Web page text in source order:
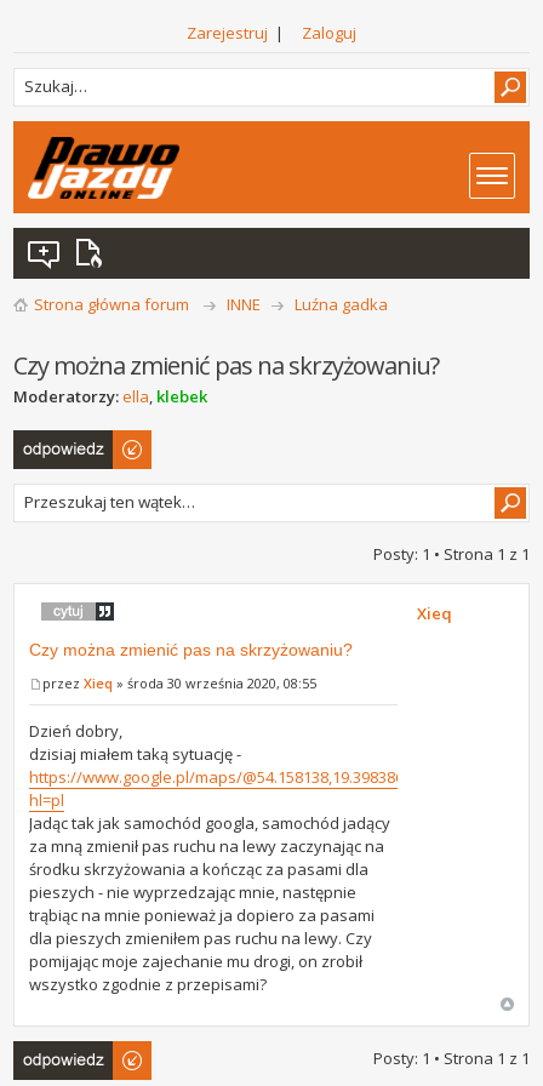
Zarejestruj | Zaloguj
Strona główna forum INNE Luźna gadka
Czy można zmienić pas na skrzyżowaniu?
Moderatorzy:ella, klebek
Odpowiedz
Posty: 1 • Strona 1 z 1
Czy można zmienić pas na skrzyżowaniu?
przezXieq » środa 30 września 2020, 08:55
Dzień dobry,
dzisiaj miałem taką sytuację -
https://www.google.pl/maps/
hl=pl
Jadąc tak jak samochód googla, samochód jadący
za mną zmienił pas ruchu na lewy zaczynając na
środku skrzyżowania a kończąc za pasami dla
pieszych - nie wyprzedzając mnie, następnie
trąbiąc na mnie ponieważ ja dopiero za pasami
dla pieszych zmieniłem pas ruchu na lewy. Czy
pomijając moje zajechanie mu drogi, on zrobił
wszystko zgodnie z przepisami?
Xieq
Odpowiedz
Posty: 1 • Strona 1 z 1